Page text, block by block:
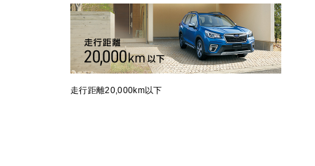
走行距離20,000km以下